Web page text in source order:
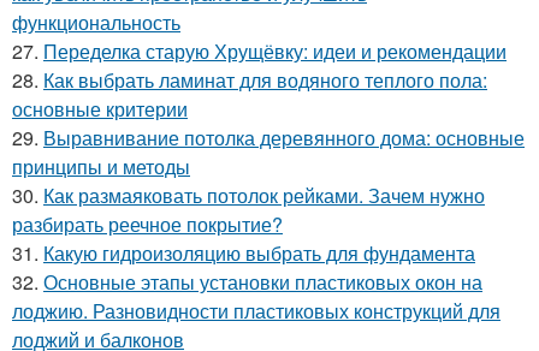
функциональность
27. Переделка старую Хрущёвку: идеи и рекомендации
28. Как выбрать ламинат для водяного теплого пола:
основные критерии
29. Выравнивание потолка деревянного дома: основные
принципы и методы
30. Как размаяковать потолок рейками. Зачем нужно
разбирать реечное покрытие?
31. Какую гидроизоляцию выбрать для фундамента
32. Основные этапы установки пластиковых окон на
лоджию. Разновидности пластиковых конструкций для
лоджий и балконов